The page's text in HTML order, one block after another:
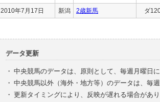
2010年7月17日 新潟 2歳新馬 ダ
データ更新
・ 中央競馬のデータは、原則として、毎週月曜日
・ 中央競馬以外（海外・地方等）のデータは、毎
・ 更新タイミングにより、反映が遅れる場合があ